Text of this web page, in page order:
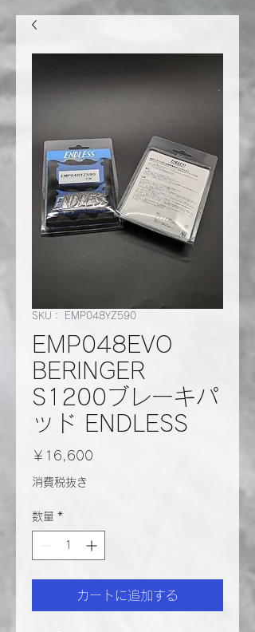
SKU： EMP048YZ590
EMP048EVO
BERINGER
S1200ブレーキパ
ッド ENDLESS
￥16,600
消費税抜き
数量 *
カートに追加する